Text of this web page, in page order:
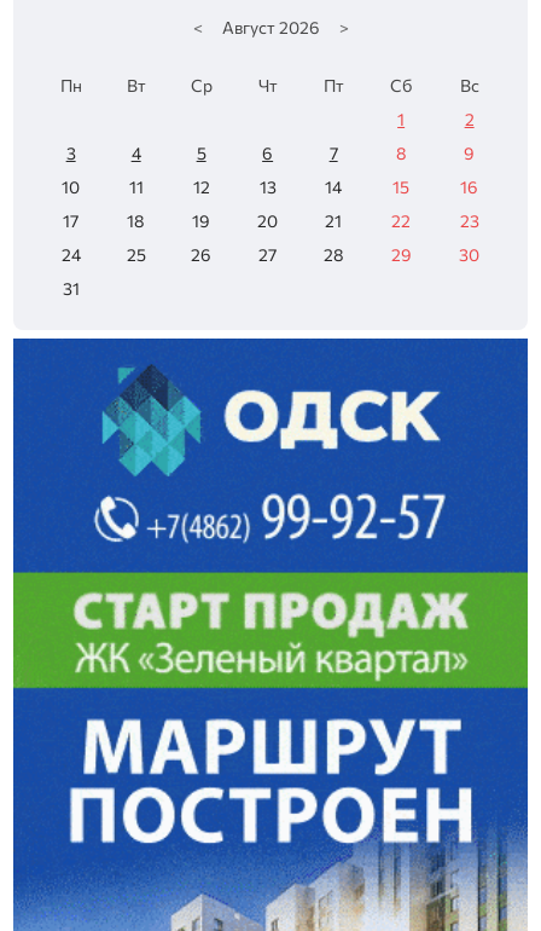
< Август 2026 >
Пн Вт Ср Чт Пт Сб
Вс
1
2
3
4 5 6 7 8
9
10
11 12 13 14 15
16
17
18 19 20 21 22
23
24
25 26 27 28 29
30
31